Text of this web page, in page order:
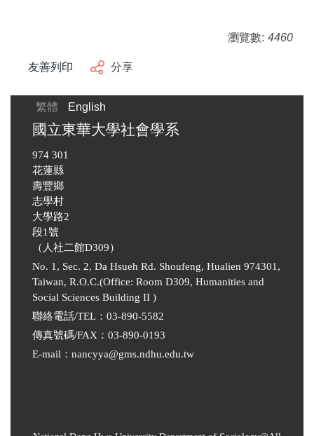
瀏覽數: 4460
友善列印 分享
繁體 English
國立東華大學社會學系
974 301
花蓮縣
壽豐鄉
志學村
大學路2
段1號
（人社二館D309）
No. 1, Sec. 2, Da Hsueh Rd. Shoufeng, Hualien 974301,
Taiwan, R.O.C.(Office: Room D309, Humanities and
Social Sciences Building II )
聯絡電話/TEL：03-890-5582
傳真號碼/FAX：03-890-0193
E-mail ： nancyya@gms.ndhu.edu.tw